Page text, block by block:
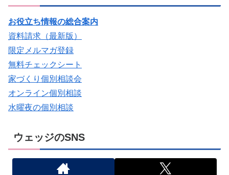
お役立ち情報の総合案内
資料請求（最新版）
限定メルマガ登録
無料チェックシート
家づくり個別相談会
オンライン個別相談
水曜夜の個別相談
ウェッジのSNS